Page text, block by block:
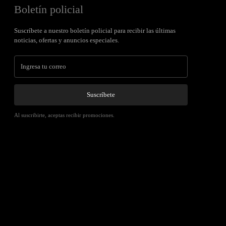
Boletín policial
Suscríbete a nuestro boletín policial para recibir las últimas
noticias, ofertas y anuncios especiales.
Suscríbete
Al suscribirte, aceptas recibir promociones.